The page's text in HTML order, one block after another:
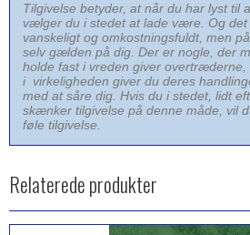
Tilgivelse betyder, at når du har lyst til
vælger du i stedet at lade være. Og
vanskeligt og omkostningsfuldt, men
selv gælden på dig. Der er nogle, der
holde fast i vreden giver overtræderne,
i virkeligheden giver du deres
med at såre dig. Hvis du i stedet, lidt
skænker tilgivelse på denne måde, vil
føle tilgivelse.
Relaterede produkter